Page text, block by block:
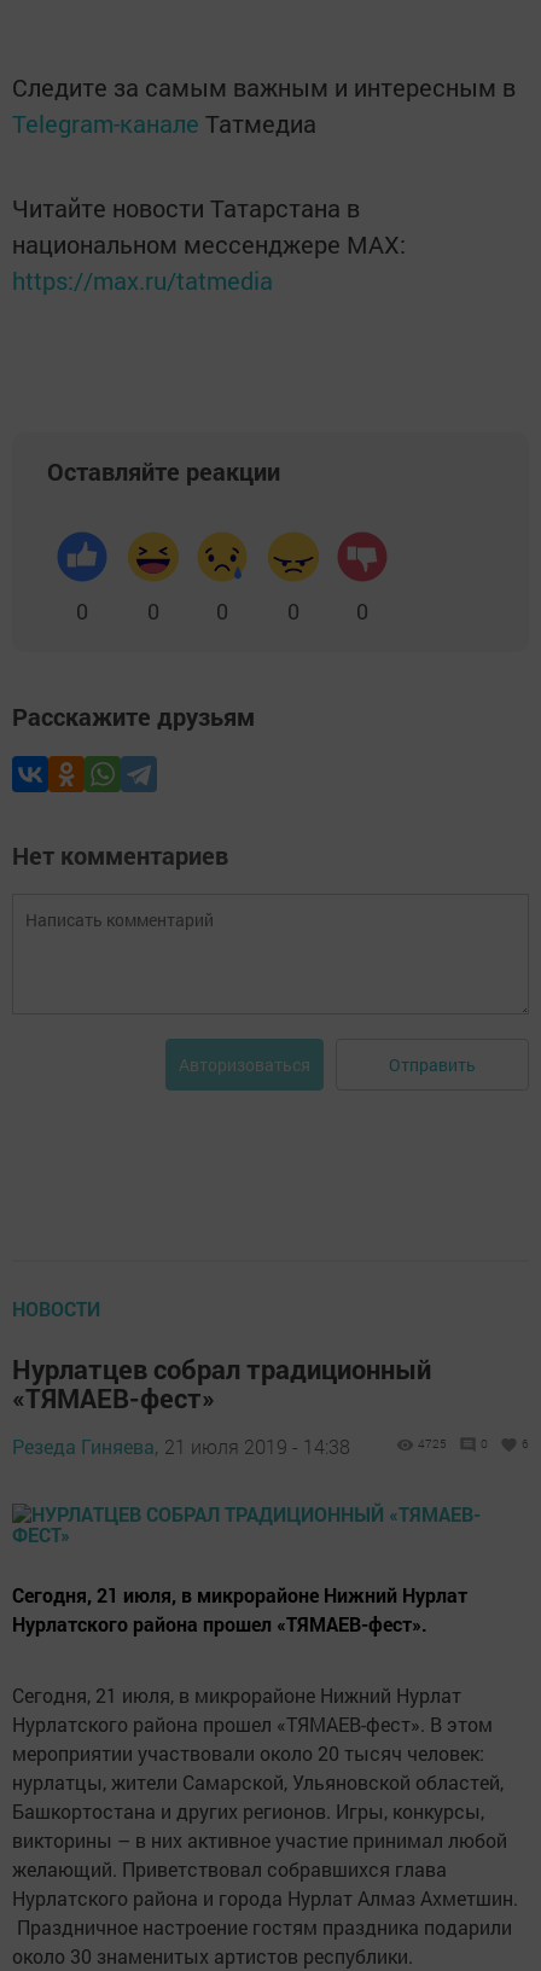
Следите за самым важным и интересным в
Telegram-канале Татмедиа
Читайте новости Татарстана в
национальном мессенджере MАХ:
https://max.ru/tatmedia
Оставляйте реакции
0 0 0 0 0
Расскажите друзьям
Нет комментариев
Авторизоваться Отправить
НОВОСТИ
Нурлатцев собрал традиционный
«ТЯМАЕВ-фест»
Резеда Гиняева, 21 июля 2019 - 14:38 4725 0 6
Сегодня, 21 июля, в микрорайоне Нижний Нурлат
Нурлатского района прошел «ТЯМАЕВ-фест».
Сегодня, 21 июля, в микрорайоне Нижний Нурлат
Нурлатского района прошел «ТЯМАЕВ-фест». В этом
мероприятии участвовали около 20 тысяч человек:
нурлатцы, жители Самарской, Ульяновской областей,
Башкортостана и других регионов. Игры, конкурсы,
викторины – в них активное участие принимал любой
желающий. Приветствовал собравшихся глава
Нурлатского района и города Нурлат Алмаз Ахметшин.
Праздничное настроение гостям праздника подарили
около 30 знаменитых артистов республики.